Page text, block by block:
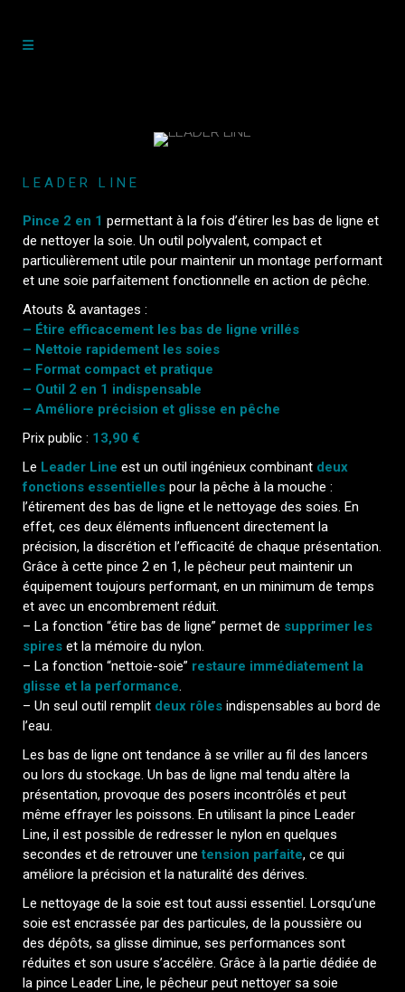
LEADER LINE
Pince 2 en 1 permettant à la fois d’étirer les bas de ligne et
de nettoyer la soie. Un outil polyvalent, compact et
particulièrement utile pour maintenir un montage performant
et une soie parfaitement fonctionnelle en action de pêche.
Atouts & avantages :
– Étire efficacement les bas de ligne vrillés
– Nettoie rapidement les soies
– Format compact et pratique
– Outil 2 en 1 indispensable
– Améliore précision et glisse en pêche
Prix public : 13,90 €
Le Leader Line est un outil ingénieux combinant deux
fonctions essentielles pour la pêche à la mouche :
l’étirement des bas de ligne et le nettoyage des soies. En
effet, ces deux éléments influencent directement la
précision, la discrétion et l’efficacité de chaque présentation.
Grâce à cette pince 2 en 1, le pêcheur peut maintenir un
équipement toujours performant, en un minimum de temps
et avec un encombrement réduit.
– La fonction “étire bas de ligne” permet de supprimer les
spires et la mémoire du nylon.
– La fonction “nettoie-soie” restaure immédiatement la
glisse et la performance.
– Un seul outil remplit deux rôles indispensables au bord de
l’eau.
Les bas de ligne ont tendance à se vriller au fil des lancers
ou lors du stockage. Un bas de ligne mal tendu altère la
présentation, provoque des posers incontrôlés et peut
même effrayer les poissons. En utilisant la pince Leader
Line, il est possible de redresser le nylon en quelques
secondes et de retrouver une tension parfaite, ce qui
améliore la précision et la naturalité des dérives.
Le nettoyage de la soie est tout aussi essentiel. Lorsqu’une
soie est encrassée par des particules, de la poussière ou
des dépôts, sa glisse diminue, ses performances sont
réduites et son usure s’accélère. Grâce à la partie dédiée de
la pince Leader Line, le pêcheur peut nettoyer sa soie